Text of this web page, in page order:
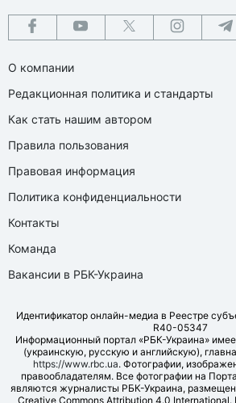
О компании
Редакционная политика и стандарты
Как стать нашим автором
Правила пользования
Правовая информация
Политика конфиденциальности
Контакты
Команда
Вакансии в РБК-Украина
Идентификатор онлайн-медиа в Реестре
R40-05347
Информационный портал «РБК-Украина»
(украинскую, русскую и английскую),
https://www.rbc.ua. Фотографии,
правообладателям. Все фотографии на
являются журналисты РБК-Украина,
Creative Commons Attribution 4.0